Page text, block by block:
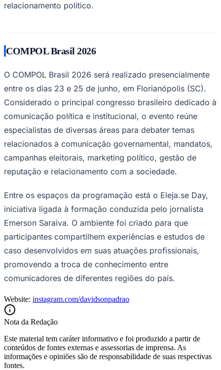
Flamengo
Fluminense
relacionamento político.
COMPOL Brasil 2026
O COMPOL Brasil 2026 será realizado presencialmente
entre os dias 23 e 25 de junho, em Florianópolis (SC).
Considerado o principal congresso brasileiro dedicado à
comunicação política e institucional, o evento reúne
especialistas de diversas áreas para debater temas
relacionados à comunicação governamental, mandatos,
campanhas eleitorais, marketing político, gestão de
reputação e relacionamento com a sociedade.
Entre os espaços da programação está o Eleja.se Day,
iniciativa ligada à formação conduzida pelo jornalista
Emerson Saraiva. O ambiente foi criado para que
participantes compartilhem experiências e estudos de
caso desenvolvidos em suas atuações profissionais,
promovendo a troca de conhecimento entre
comunicadores de diferentes regiões do país.
Website: instagram.com/davidsonpadrao
Nota da Redação
Este material tem caráter informativo e foi produzido a partir de
conteúdos de fontes externas e assessorias de imprensa. As
informações e opiniões são de responsabilidade de suas respectivas
fontes.